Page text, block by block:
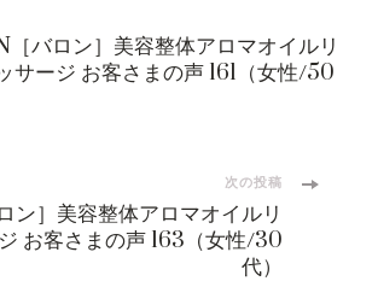
バロン］美容整体アロマオイルリ
サージ お客さまの声 161（女性/50
次の投稿
ン］美容整体アロマオイルリ
お客さまの声 163（女性/30
代）